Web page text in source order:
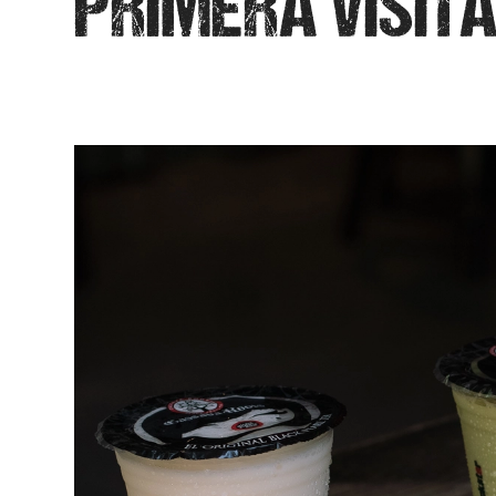
PRIMERA